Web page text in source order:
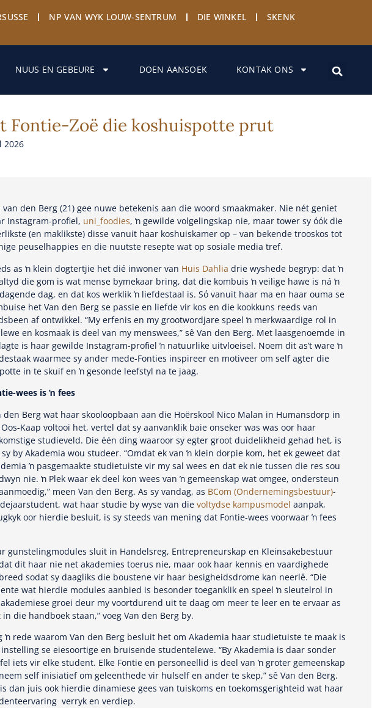
NP VAN WYK LOUW-SENTRUM DIE WINKEL SKENK
NUUS EN GEBEURE DOEN AANSOEK KONTAK ONS
Fontie-Zoë die koshuispotte prut
2026
van den Berg (21) gee nuwe betekenis aan die woord smaakmaker. Nie nét geniet
Instagram-profiel, uni_foodies, ŉ gewilde volgelingskap nie, maar tower sy óók die
(en maklikste) disse vanuit haar koshuiskamer op – van bekende trooskos tot
peuselhappies en die nuutste resepte wat op sosiale media tref.
as ŉ klein dogtertjie het dié inwoner van Huis Dahlia drie wyshede begryp: dat ŉ
die gom is wat mense bymekaar bring, dat die kombuis ŉ veilige hawe is ná ŉ
dag, en dat kos werklik ŉ liefdestaal is. Sό vanuit haar ma en haar ouma se
het Van den Berg se passie en liefde vir kos en die kookkuns reeds van
af ontwikkel. “My erfenis en my grootwordjare speel ŉ merkwaardige rol in
en kosmaak is deel van my menswees,” sê Van den Berg. Met laasgenoemde in
is haar gewilde Instagram-profiel ŉ natuurlike uitvloeisel. Noem dit as’t ware ŉ
waarmee sy ander mede-Fonties inspireer en motiveer om self agter die
in te skuif en ŉ gesonde leefstyl na te jaag.
wees is ŉ fees
den Berg wat haar skooloopbaan aan die Hoërskool Nico Malan in Humansdorp in
Kaap voltooi het, vertel dat sy aanvanklik baie onseker was was oor haar
studieveld. Die één ding waaroor sy egter groot duidelikheid gehad het, is
by Akademia wou studeer. “Omdat ek van ŉ klein dorpie kom, het ek geweet dat
ŉ pasgemaakte studietuiste vir my sal wees en dat ek nie tussen die res sou
nie. ŉ Plek waar ek deel kon wees van ŉ gemeenskap wat omgee, ondersteun
meen Van den Berg. As sy vandag, as BCom (Ondernemingsbestuur)-
wat haar studie by wyse van die voltydse kampusmodel aanpak,
oor hierdie besluit, is sy steeds van mening dat Fontie-wees voorwaar ŉ fees
gunstelingmodules sluit in Handelsreg, Entrepreneurskap en Kleinsakebestuur
dit haar nie net akademies toerus nie, maar ook haar kennis en vaardighede
sodat sy daagliks die boustene vir haar besigheidsdrome kan neerlê. “Die
wat hierdie modules aanbied is besonder toeganklik en speel ŉ sleutelrol in
groei deur my voortdurend uit te daag om meer te leer en te ervaar as
in die handboek staan,” voeg Van den Berg by.
ŉ rede waarom Van den Berg besluit het om Akademia haar studietuiste te maak is
se eiesoortige en bruisende studentelewe. “By Akademia is daar sonder
iets vir elke student. Elke Fontie en personeellid is deel van ŉ groter gemeenskap
self inisiatief om geleenthede vir hulself en ander te skep,” sê Van den Berg.
dan juis ook hierdie dinamiese gees van tuiskoms en toekomsgerighteid wat haar
verryk en verdiep.